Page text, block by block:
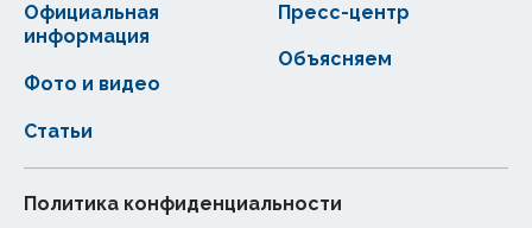
Статьи
Официальная
информация
Фото и видео
Пресс-центр
Объясняем
Политика конфиденциальности